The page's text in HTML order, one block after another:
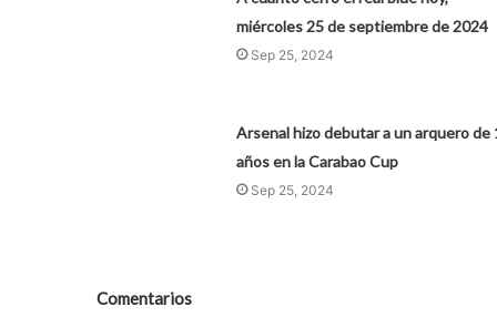
miércoles 25 de septiembre de 2024
Sep 25, 2024
Arsenal hizo debutar a un arquero de
años en la Carabao Cup
Sep 25, 2024
Comentarios